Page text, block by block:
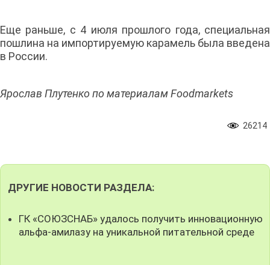
Еще раньше, с 4 июля прошлого года, специальная
пошлина на импортируемую карамель была введена
в России.
Ярослав Плутенко по материалам Foodmarkets
26214
ДРУГИЕ НОВОСТИ РАЗДЕЛА:
ГК «СОЮЗСНАБ» удалось получить инновационную
альфа-амилазу на уникальной питательной среде